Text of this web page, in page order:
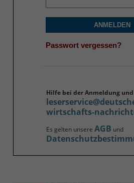
ANMELDEN
Passwort vergessen?
Hilfe bei der Anmeldung
wirtschafts-
Es gelten unsere AGB und